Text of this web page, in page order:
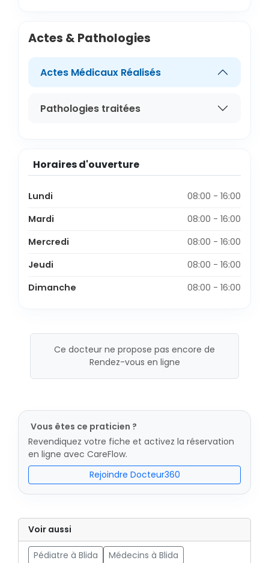
Actes & Pathologies
Actes Médicaux Réalisés
Pathologies traitées
Horaires d'ouverture
Lundi
08:00 - 16:00
Mardi
08:00 - 16:00
Mercredi
08:00 - 16:00
Jeudi
08:00 - 16:00
Dimanche
08:00 - 16:00
Ce docteur ne propose pas encore de
Rendez-vous en ligne
Vous êtes ce praticien ?
Revendiquez votre fiche et activez la réservation
en ligne avec CareFlow.
Rejoindre Docteur360
Voir aussi
Pédiatre à Blida Médecins à Blida